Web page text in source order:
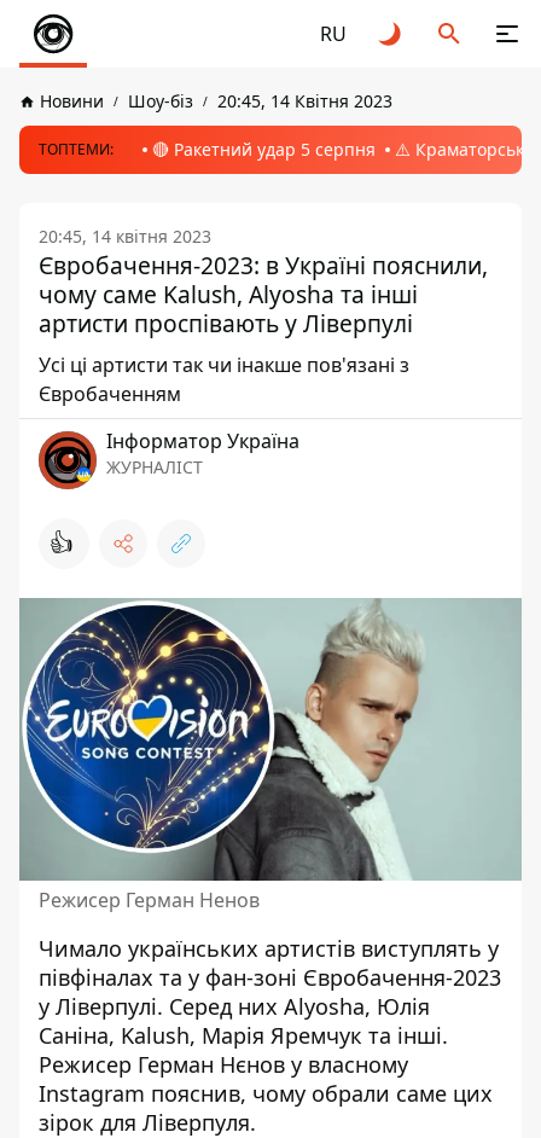
RU
Новини Шоу-біз 20:45, 14 Квітня 2023
ТОПТЕМИ: 🔴 Ракетний удар 5 серпня ⚠️ Краматорськ,
20:45, 14 квітня 2023
Євробачення-2023: в Україні пояснили,
чому саме Kalush, Alyosha та інші
артисти проспівають у Ліверпулі
Усі ці артисти так чи інакше пов'язані з
Євробаченням
Інформатор Україна
ЖУРНАЛІСТ
👍
Режисер Герман Ненов
Чимало українських артистів виступлять у
півфіналах та у фан-зоні Євробачення-2023
у Ліверпулі. Серед них Alyosha, Юлія
Саніна, Kalush, Марія Яремчук та інші.
Режисер Герман Нєнов у власному
Instagram пояснив, чому обрали саме цих
зірок для Ліверпуля.